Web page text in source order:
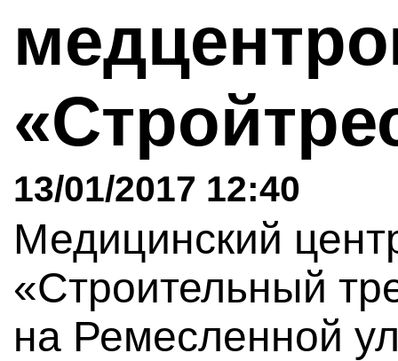
13/01/2017 12:40
Медицинский
«Строительный
на Ремесленной